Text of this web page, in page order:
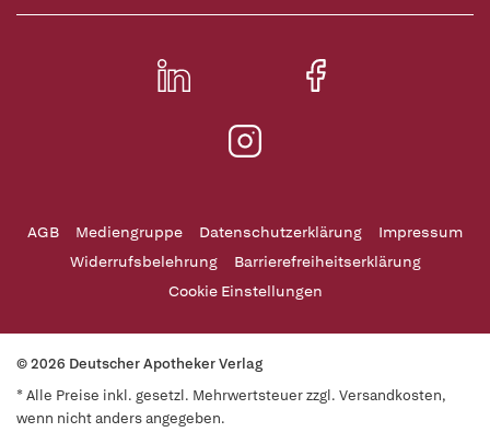
AGB Mediengruppe Datenschutzerklärung
Impressum
Widerrufsbelehrung
Barrierefreiheitserklärung
Cookie Einstellungen
© 2026 Deutscher Apotheker Verlag
* Alle Preise inkl. gesetzl. Mehrwertsteuer zzgl. Versandkosten,
wenn nicht anders angegeben.